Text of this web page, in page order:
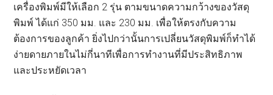
เครื่องพิมพ์มีให้เลือก 2 รุ่น ตามขนาดความกว้างของวัสดุ
พิมพ์ ได้แก่ 350 มม. และ 230 มม. เพื่อให้ตรงกับความ
ต้องการของลูกค้า ยิ่งไปกว่านั้นการเปลี่ยนวัสดุพิมพ์ก็ทำได้
ง่ายดายภายในไม่กี่นาทีเพื่อการทำงานที่มีประสิทธิภาพ
และประหยัดเวลา